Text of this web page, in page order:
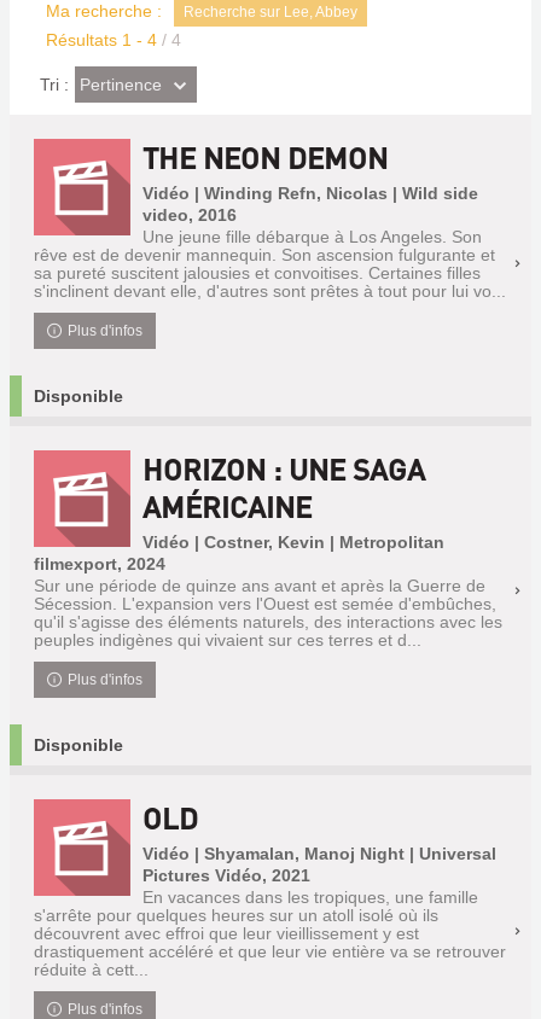
Ma recherche : Recherche sur Lee, Abbey
Résultats 1 - 4 / 4
Tri : (Effet
imédiat)
Pertinence
THE NEON DEMON
Vidéo | Winding Refn, Nicolas | Wild side
video, 2016
Une jeune fille débarque à Los Angeles. Son
rêve est de devenir mannequin. Son ascension fulgurante et
sa pureté suscitent jalousies et convoitises. Certaines filles
s'inclinent devant elle, d'autres sont prêtes à tout pour lui vo...
Plus d'infos
Disponible
HORIZON : UNE SAGA
AMÉRICAINE
Vidéo | Costner, Kevin | Metropolitan
filmexport, 2024
Sur une période de quinze ans avant et après la Guerre de
Sécession. L'expansion vers l'Ouest est semée d'embûches,
qu'il s'agisse des éléments naturels, des interactions avec les
peuples indigènes qui vivaient sur ces terres et d...
Plus d'infos
Disponible
OLD
Vidéo | Shyamalan, Manoj Night | Universal
Pictures Vidéo, 2021
En vacances dans les tropiques, une famille
s'arrête pour quelques heures sur un atoll isolé où ils
découvrent avec effroi que leur vieillissement y est
drastiquement accéléré et que leur vie entière va se retrouver
réduite à cett...
Plus d'infos